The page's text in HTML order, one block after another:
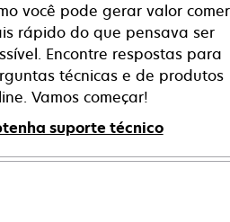
você pode gerar valor
rápido do que pensava ser
Encontre respostas para
técnicas e de produtos
Vamos começar!
suporte técnico